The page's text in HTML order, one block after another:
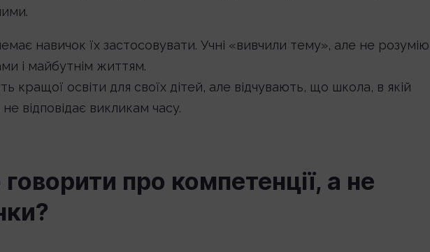
навичок їх застосовувати. Учні «вивчили тему», але не
і майбутнім життям.
кращої освіти для своїх дітей, але відчувають, що школа, в якій
відповідає викликам часу.
про компетенції, а не